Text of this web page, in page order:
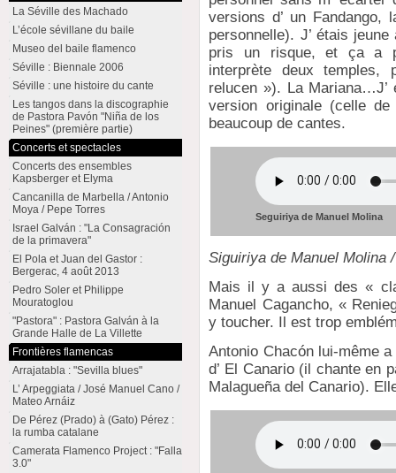
versions d’ un Fandango,
personnelle). J’ étais
pris un risque, et ça a
interprète deux temples,
relucen »). La Mariana…J’
version originale (celle
beaucoup de cantes.
Seguiriya de Manuel Molina
Siguiriya de Manuel Molina
Mais il y a aussi des «
Manuel Cagancho, «
y toucher. Il est trop
Antonio Chacón lui-même
d’ El Canario (il chante en
Malagueña del Canario).
La Séville des Machado
L’école sévillane du baile
Museo del baile flamenco
Séville : Biennale 2006
Séville : une histoire du cante
Les tangos dans la discographie
de Pastora Pavón "Niña de los
Peines" (première partie)
Concerts et spectacles
Concerts des ensembles
Kapsberger et Elyma
Cancanilla de Marbella / Antonio
Moya / Pepe Torres
Israel Galván : "La Consagración
de la primavera"
El Pola et Juan del Gastor :
Bergerac, 4 août 2013
Pedro Soler et Philippe
Mouratoglou
"Pastora" : Pastora Galván à la
Grande Halle de La Villette
Frontières flamencas
Arrajatabla : "Sevilla blues"
L’ Arpeggiata / José Manuel Cano /
Mateo Arnáiz
De Pérez (Prado) à (Gato) Pérez :
la rumba catalane
Camerata Flamenco Project : "Falla
3.0"